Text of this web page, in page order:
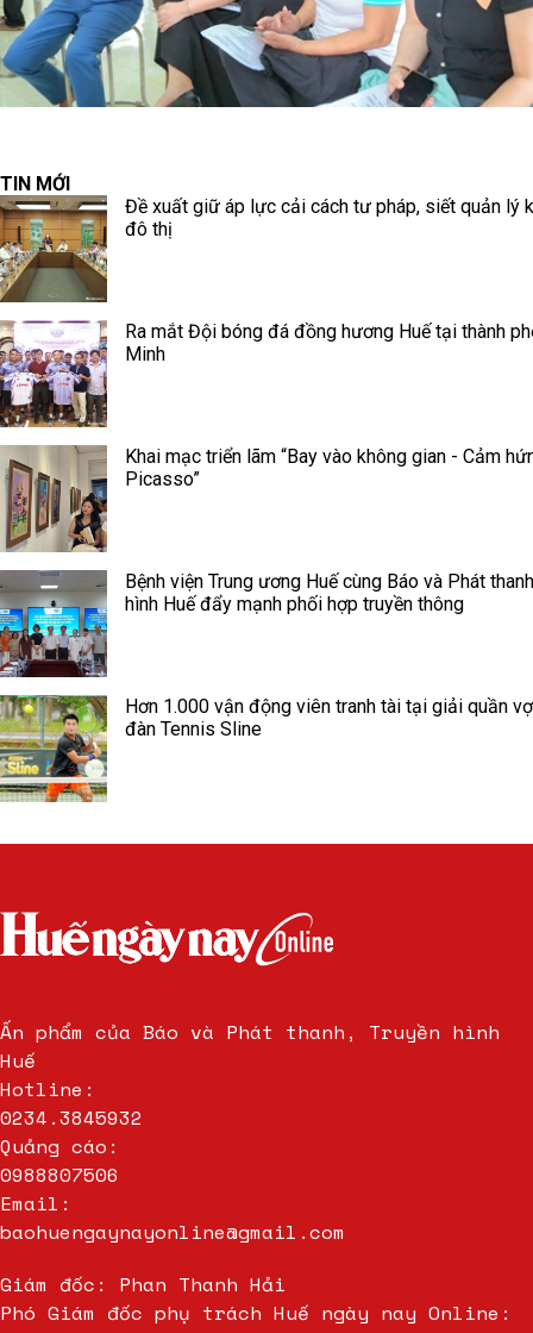
TIN MỚI
Đề xuất giữ áp lực cải cách tư pháp, siết quản lý
đô thị
Ra mắt Đội bóng đá đồng hương Huế tại thành
Minh
Khai mạc triển lãm “Bay vào không gian - Cảm
Picasso”
Bệnh viện Trung ương Huế cùng Báo và Phát
hình Huế đẩy mạnh phối hợp truyền thông
Hơn 1.000 vận động viên tranh tài tại giải quần
đàn Tennis Sline
Ấn phẩm của Báo và Phát thanh, Truyền hình
Huế
Hotline:
0234.3845932
Quảng cáo:
0988807506
Email:
baohuengaynayonline@gmail.com
Giám đốc: Phan Thanh Hải
Phó Giám đốc phụ trách Huế ngày nay Online: